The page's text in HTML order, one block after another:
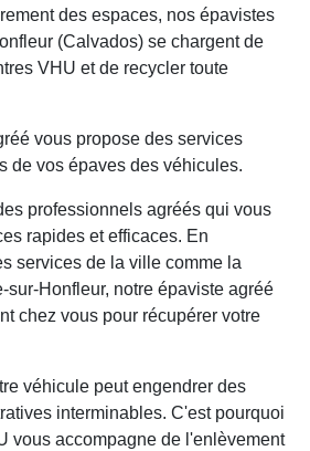
des espaces, nos épavistes
(Calvados) se chargent de
VHU et de recycler toute
vous propose des services
de vos épaves des véhicules.
professionnels agréés qui vous
rapides et efficaces. En
services de la ville comme la
sur-Honfleur, notre épaviste agréé
chez vous pour récupérer votre
véhicule peut engendrer des
interminables. C'est pourquoi
vous accompagne de l'enlèvement